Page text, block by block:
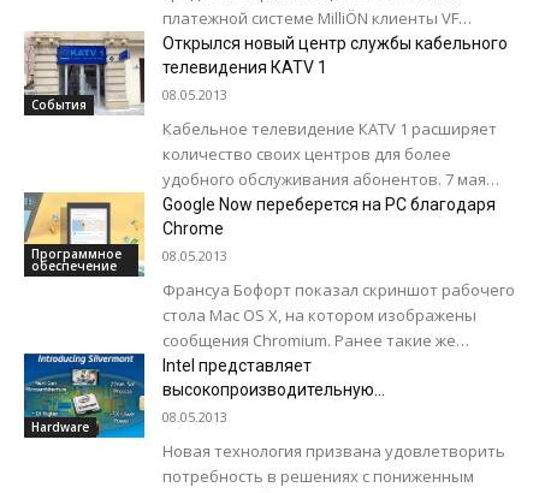
платежной системе MilliÖN клиенты VF
Azərkredit смогут погашать кредиты
посредством более чем 800 платежных
терминалов....
События
Открылся новый центр службы кабельного
телевидения КАТV 1
08.05.2013
Кабельное телевидение КАТV 1 расширяет
количество своих центров для более
удобного обслуживания абонентов. 7 мая
приступил к деятельности новый офис в
Сабаильском районе Баку....
Программное
обеспечение
Google Now переберется на PC благодаря
Chrome
08.05.2013
Франсуа Бофорт показал скриншот рабочего
стола Mac OS X, на котором изображены
сообщения Chromium. Ранее такие же
уведомления были в разработке для
Windows. Многие издания убеждены, что
в мае...
Hardware
Intel представляет
высокопроизводительную
микроархитектуру Silvermont с
08.05.2013
Новая технология призвана удовлетворить
потребность в решениях с пониженным